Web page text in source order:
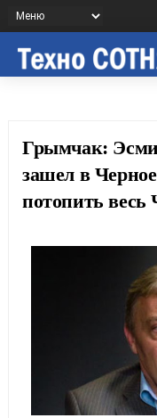
Грымчак:
зашел в
потопить